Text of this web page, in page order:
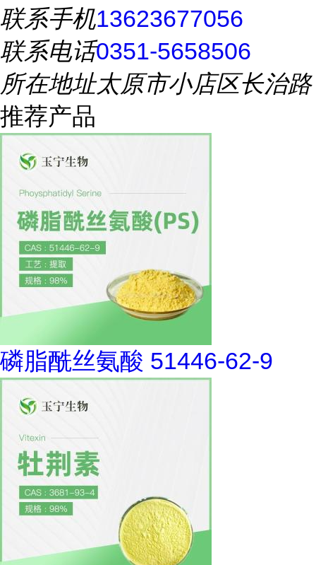
联系手机13623677056
联系电话0351-5658506
所在地址太原市小店区长治路
推荐产品
磷脂酰丝氨酸 51446-62-9